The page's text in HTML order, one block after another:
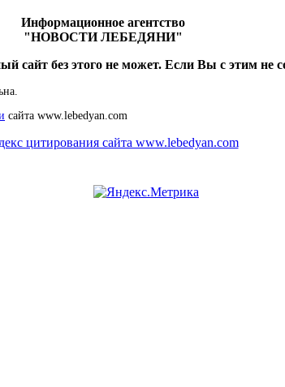
Информационное агентство
"НОВОСТИ ЛЕБЕДЯНИ"
сайт без этого не может. Если Вы с этим не
сайта www.lebedyan.com